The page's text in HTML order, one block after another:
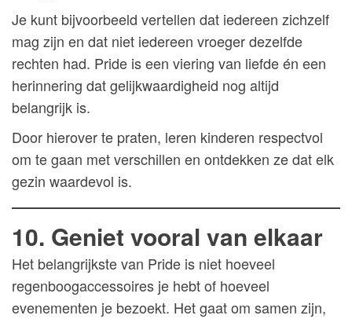
Je kunt bijvoorbeeld vertellen dat iedereen zichzelf
mag zijn en dat niet iedereen vroeger dezelfde
rechten had. Pride is een viering van liefde én een
herinnering dat gelijkwaardigheid nog altijd
belangrijk is.
Door hierover te praten, leren kinderen respectvol
om te gaan met verschillen en ontdekken ze dat elk
gezin waardevol is.
10. Geniet vooral van elkaar
Het belangrijkste van Pride is niet hoeveel
regenboogaccessoires je hebt of hoeveel
evenementen je bezoekt. Het gaat om samen zijn,